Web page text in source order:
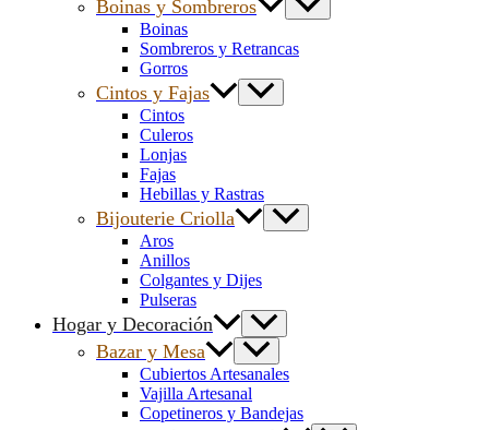
Boinas y Sombreros
Boinas
Sombreros y Retrancas
Gorros
Cintos y Fajas
Cintos
Culeros
Lonjas
Fajas
Hebillas y Rastras
Bijouterie Criolla
Aros
Anillos
Colgantes y Dijes
Pulseras
Hogar y Decoración
Bazar y Mesa
Cubiertos Artesanales
Vajilla Artesanal
Copetineros y Bandejas